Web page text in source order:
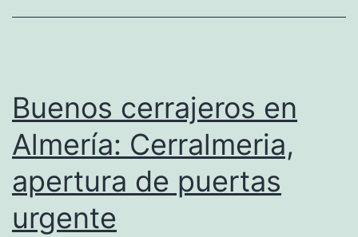
en
las
oposiciones
Buenos cerrajeros en
Almería: Cerralmeria,
apertura de puertas
urgente